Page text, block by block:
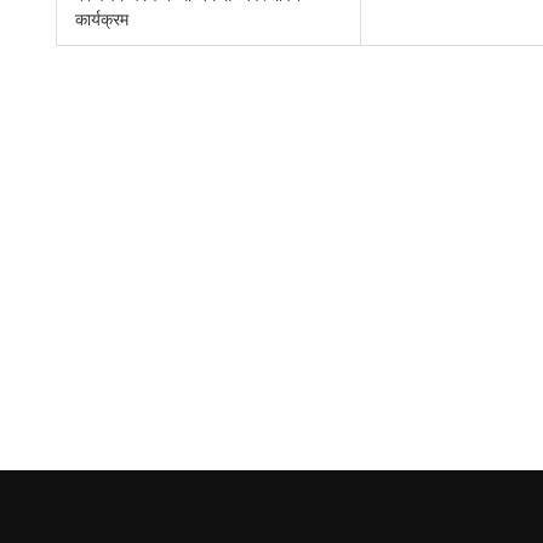
कार्यक्रम